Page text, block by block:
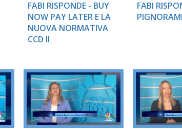
FABI RISPONDE - BUY
NOW PAY LATER E LA
NUOVA NORMATIVA
CCD II
FABI